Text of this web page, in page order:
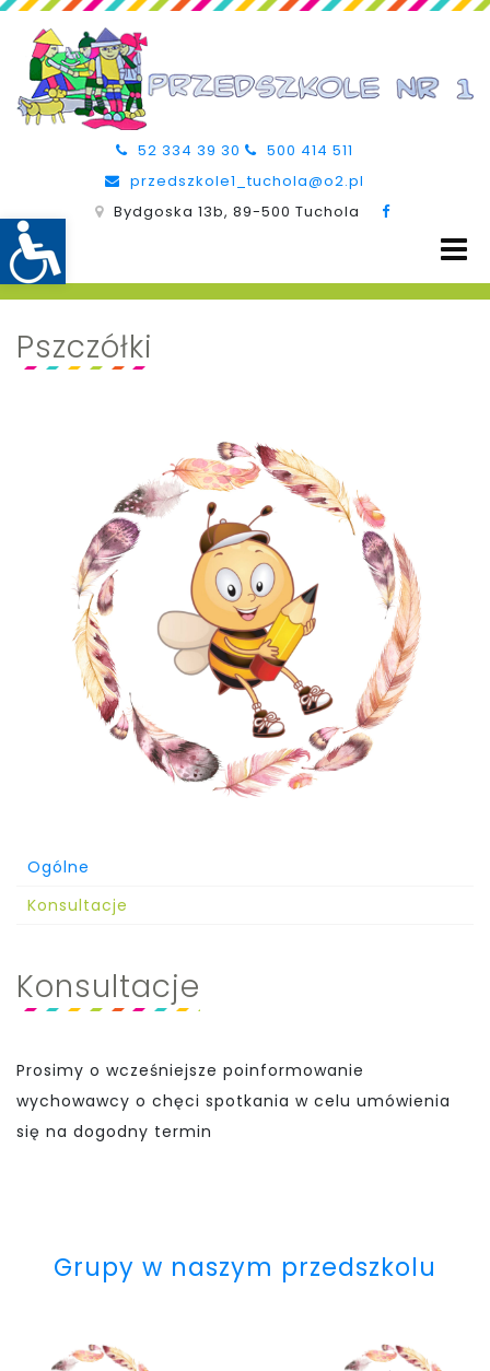
52 334 39 30
500 414 511
przedszkole1_tuchola@o2.pl
Bydgoska 13b, 89-500 Tuchola
Pszczółki
Ogólne
Konsultacje
Konsultacje
Prosimy o wcześniejsze poinformowanie
wychowawcy o chęci spotkania w celu umówienia
się na dogodny termin
Grupy w naszym przedszkolu